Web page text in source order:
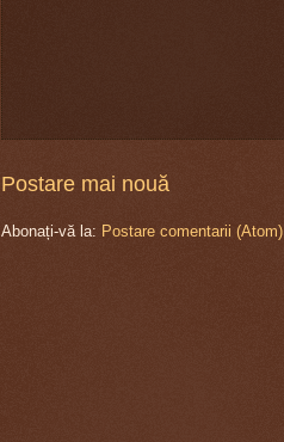
Postare mai nouă
Abonați-vă la: Postare comentarii (Atom)